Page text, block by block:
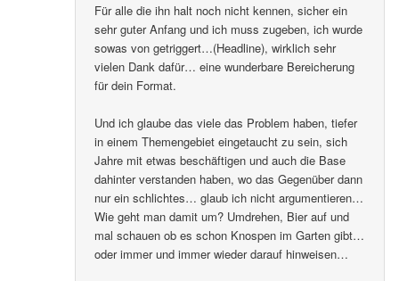
Für alle die ihn halt noch nicht kennen, sicher ein
sehr guter Anfang und ich muss zugeben, ich wurde
sowas von getriggert…(Headline), wirklich sehr
vielen Dank dafür… eine wunderbare Bereicherung
für dein Format.
Und ich glaube das viele das Problem haben, tiefer
in einem Themengebiet eingetaucht zu sein, sich
Jahre mit etwas beschäftigen und auch die Base
dahinter verstanden haben, wo das Gegenüber dann
nur ein schlichtes… glaub ich nicht argumentieren…
Wie geht man damit um? Umdrehen, Bier auf und
mal schauen ob es schon Knospen im Garten gibt…
oder immer und immer wieder darauf hinweisen…